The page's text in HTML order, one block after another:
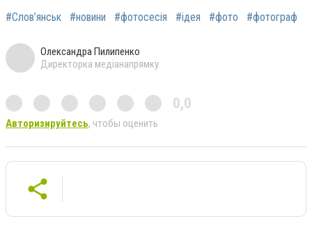
#Слов’янськ #новини #фотосесія #ідея #фото #фотограф
Олександра Пилипенко
Директорка медіанапрямку
0,0
Авторизируйтесь, чтобы оценить